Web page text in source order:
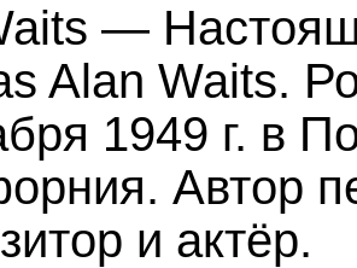
—
Alan Waits.
1949 г. в
Автор
и актёр.